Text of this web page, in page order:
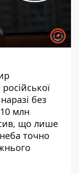
без
млн
що лише
точно